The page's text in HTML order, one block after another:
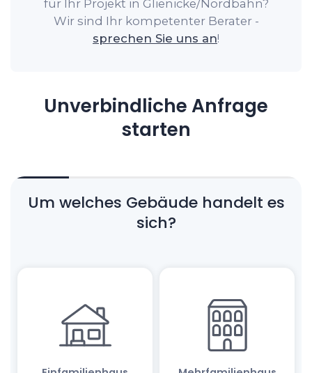
für Ihr Projekt in Glienicke/Nordbahn?
Wir sind Ihr kompetenter Berater -
sprechen Sie uns an!
Unverbindliche Anfrage
starten